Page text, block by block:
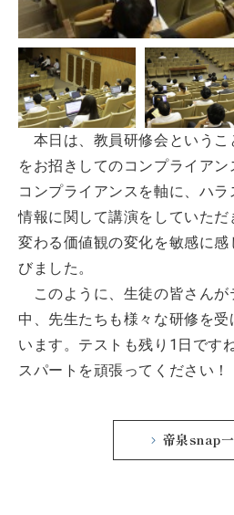
本日は、教員研修会というこ
をお招きしてのコンプライアン
コンプライアンスを軸に、ハラ
情報に関して講演をしていた
変わる価値観の変化を敏感に
びました。
このように、生徒の皆さんが
中、先生たちも様々な研修を
います。テストも残り1日です
スパートを頑張ってください！
帝泉snap